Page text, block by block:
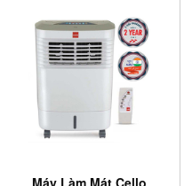
Máy Làm Mát Cello